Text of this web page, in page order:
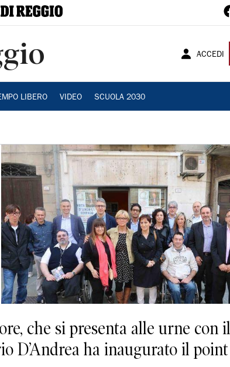
ACCEDI
LIBERO VIDEO SCUOLA 2030
che si presenta alle urne con il
D’Andrea ha inaugurato il point